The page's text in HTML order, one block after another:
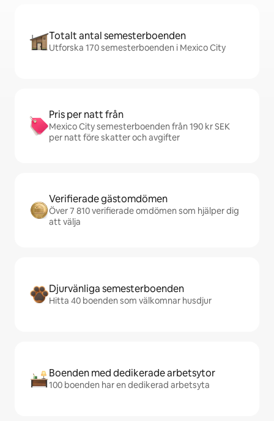
Totalt antal semesterboenden
Utforska 170 semesterboenden i Mexico City
Pris per natt från
Mexico City semesterboenden från 190 kr SEK
per natt före skatter och avgifter
Verifierade gästomdömen
Över 7 810 verifierade omdömen som hjälper dig
att välja
Djurvänliga semesterboenden
Hitta 40 boenden som välkomnar husdjur
Boenden med dedikerade arbetsytor
100 boenden har en dedikerad arbetsyta